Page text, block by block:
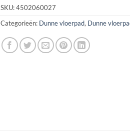
SKU:4502060027
Categorieën: Dunne vloerpad, Dunne